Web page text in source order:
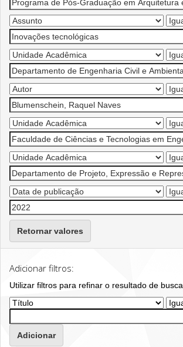
Retornar valores
Adicionar filtros:
Utilizar filtros para refinar o resultado de busca.